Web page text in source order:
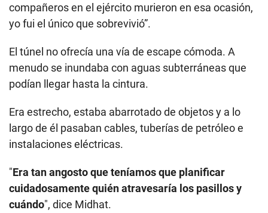
compañeros en el ejército murieron en esa ocasión,
yo fui el único que sobrevivió”.
El túnel no ofrecía una vía de escape cómoda. A
menudo se inundaba con aguas subterráneas que
podían llegar hasta la cintura.
Era estrecho, estaba abarrotado de objetos y a lo
largo de él pasaban cables, tuberías de petróleo e
instalaciones eléctricas.
"Era tan angosto que teníamos que planificar
cuidadosamente quién atravesaría los pasillos y
cuándo", dice Midhat.